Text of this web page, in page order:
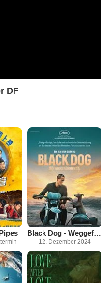
DF
Black Dog - Weggefährten
12. Dezember 2024